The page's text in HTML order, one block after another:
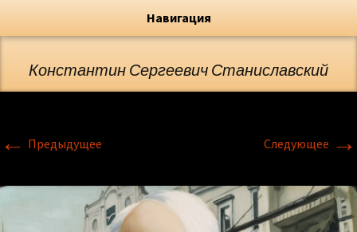
Флёрова Елена Николаевна
Художник, Официальный сайт
Навигация
Константин Сергеевич Станиславский
← Предыдущее Следующее →